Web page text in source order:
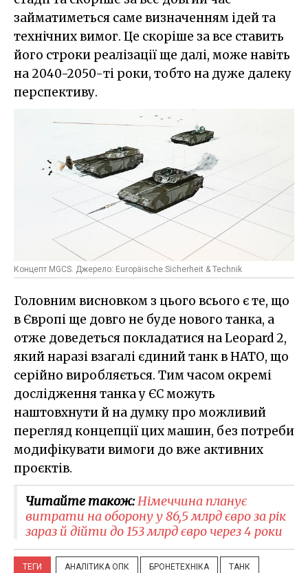
займатиметься саме визначенням ідей та
технічних вимог. Це скоріше за все ставить
його строки реалізації ще далі, може навіть
на 2040-2050-ті роки, тобто на дуже далеку
перспективу.
Концепт MGCS. Джерело: Europäische Sicherheit & Technik
Головним висновком з цього всього є те, що
в Європі ще довго не буде нового танка, а
отже доведеться покладатися на Leopard 2,
який наразі взагалі єдиний танк в НАТО, що
серійно виробляється. Тим часом окремі
дослідження танка у ЄС можуть
наштовхнути й на думку про можливий
перегляд концепції цих машин, без потреби
модифікувати вимоги до вже активних
проєктів.
Читайте також:Німеччина планує
витрати на оборону у 86,5 млрд євро за рік
зараз й дійти до 153 млрд євро через 4 роки
ТЕГИ АНАЛІТИКА ОПК БРОНЕТЕХНІКА ТАНК